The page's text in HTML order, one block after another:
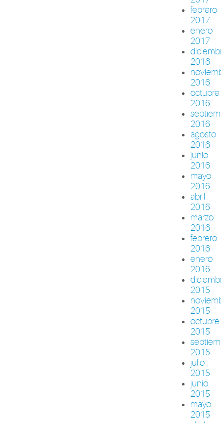
febrero
2017
enero
2017
2016
2016
octubre
2016
2016
agosto
2016
junio
2016
mayo
2016
abril
2016
marzo
2016
febrero
2016
enero
2016
2015
2015
octubre
2015
2015
julio
2015
junio
2015
mayo
2015